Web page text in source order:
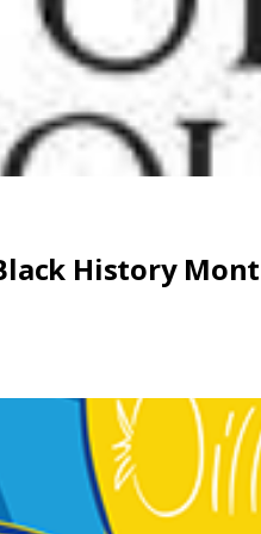
History